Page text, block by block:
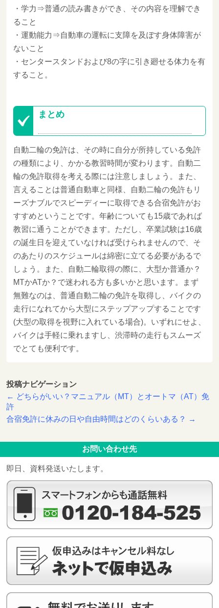
・学力⇒普通の読み書きができ、その内容を理解でき
ること
・運動能力⇒自動車の運転に支障を及ぼす身体障害が
ないこと
・センタースタンドおよび8の字に引き廻せる体力を有
すること。
まとめ
自動二輪の免許は、その時に自分が所持している免許
の種類により、かかる教習時間が変わります。自動二
輪の免許取得を考える際には注意しましょう。また、
言えることは普通自動車と同様、自動二輪の免許もリ
ーズナブルでスピーディーに取得できる合宿免許がお
すすめということです。年齢についても15歳であれば
教習に通うことができます。ただし、卒業試験は16歳
の誕生日を迎えていなければ受けられませんので、そ
のあたりのスケジュールは綿密に立てる必要があるで
しょう。また、自動二輪取得の際に、大型か普通か？
MTかATか？で迷われる方も多いかと思います。まず
無難なのは、普通自動二輪の免許を取得し、バイクの
走行になれてから大型にステップアップすることです
(大型の取得を視野に入れている場合)。いずれにせよ、
バイクは手軽に乗れますし、渋滞時の走行もスムーズ
でとても便利です。
投稿ナビゲーション
← どちらがいい？マニュアル（MT）とオートマ（AT）免
許
合宿免許に休みの日や自由時間はどのくらいある？
→
お問い合わせ先
即日、資料発送いたします。